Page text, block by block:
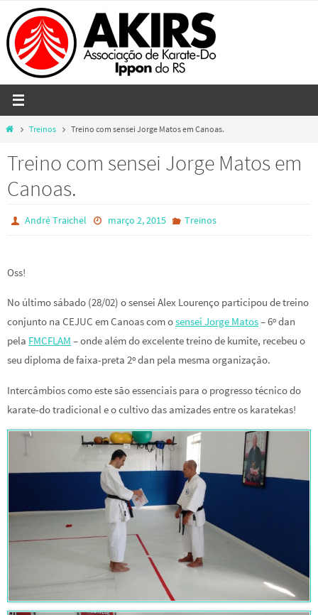
to
content
HomeTreinos Treino com sensei Jorge Matos em Canoas.
Treino com sensei Jorge Matos em
Canoas.
André Traichel março 2, 2015 Treinos
Oss!
No último sábado (28/02) o sensei Alex Lourenço participou de treino
conjunto na CEJUC em Canoas com osensei Jorge Matos– 6º dan
pela FMCFLAM – onde além do excelente treino de kumite, recebeu o
seu diploma de faixa-preta 2º dan pela mesma organização.
Intercâmbios como este são essenciais para o progresso técnico do
karate-do tradicional e o cultivo das amizades entre os karatekas!